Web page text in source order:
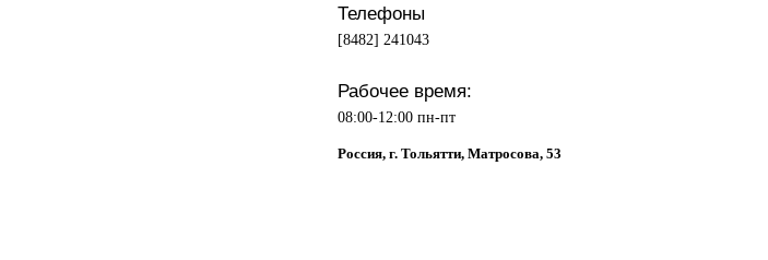
Телефоны
[8482] 241043
Рабочее время:
08:00-12:00 пн-пт
Россия, г. Тольятти, Матросова, 53